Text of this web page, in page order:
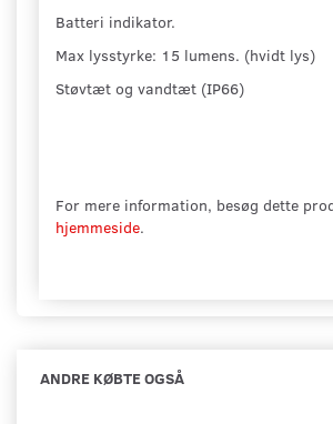
Batteri indikator.
Max lysstyrke: 15 lumens. (hvidt lys)
Støvtæt og vandtæt (IP66)
For mere information, besøg dette
hjemmeside.
ANDRE KØBTE OGSÅ